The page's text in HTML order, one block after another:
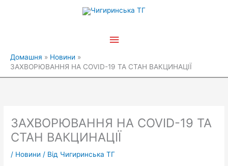
Головне
Домашня
Новини
ЗАХВОРЮВАННЯ НА COVID-19 ТА СТАН ВАКЦИНАЦІЇ
ЗАХВОРЮВАННЯ НА COVID-19 ТА
СТАН ВАКЦИНАЦІЇ
/ Новини / Від Чигиринська ТГ